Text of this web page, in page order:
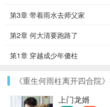
第3章 带着雨水去师父家
第2章 何大清要跑路了
第1章 穿越成少年傻柱
《重生何雨柱离开四合院
上门龙婿